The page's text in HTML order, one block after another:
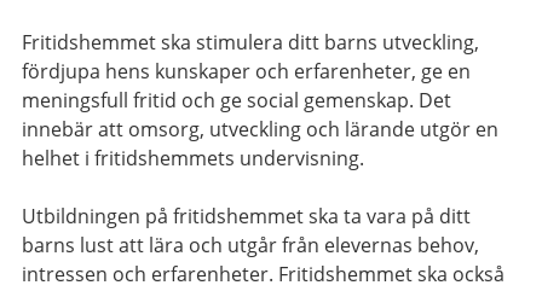
Fritidshemmet ska stimulera ditt barns utveckling,
fördjupa hens kunskaper och erfarenheter, ge en
meningsfull fritid och ge social gemenskap. Det
innebär att omsorg, utveckling och lärande utgör en
helhet i fritidshemmets undervisning.
Utbildningen på fritidshemmet ska ta vara på ditt
barns lust att lära och utgår från elevernas behov,
intressen och erfarenheter. Fritidshemmet ska också